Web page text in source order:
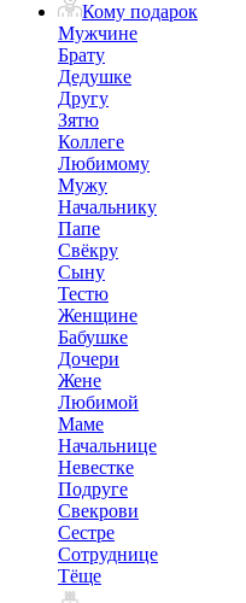
Кому подарок
Мужчине
Брату
Дедушке
Другу
Зятю
Коллеге
Любимому
Мужу
Начальнику
Папе
Свёкру
Сыну
Тестю
Женщине
Бабушке
Дочери
Жене
Любимой
Маме
Начальнице
Невестке
Подруге
Свекрови
Сестре
Сотруднице
Тёще